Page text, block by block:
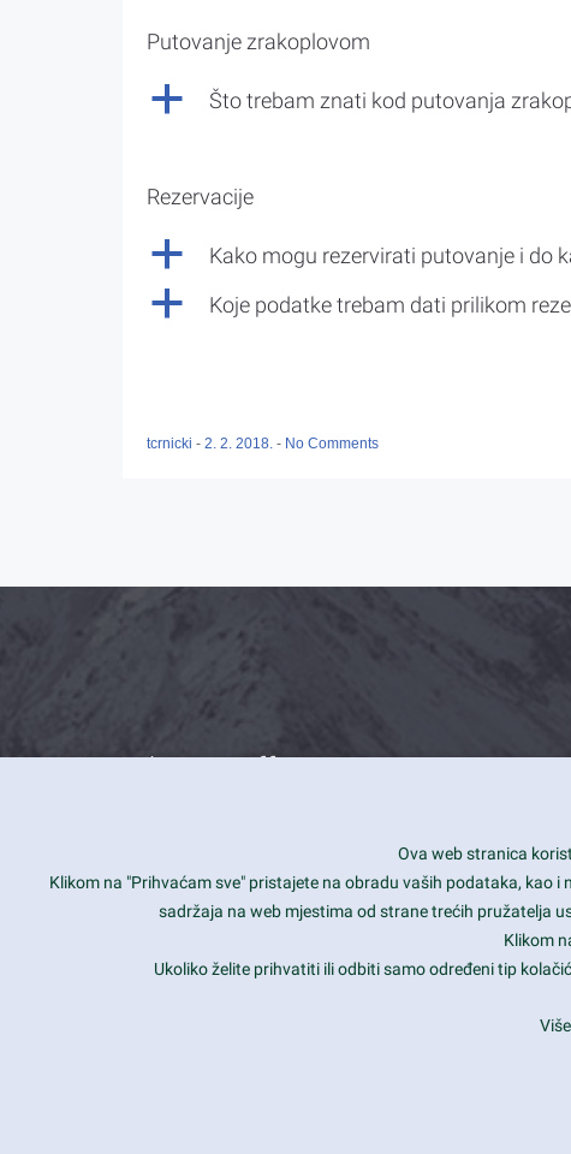
Putovanje zrakoplovom
a Što trebam znati kod putovanja
Rezervacije
a Kako mogu rezervirati putovanje i do
a Koje podatke trebam dati prilikom
tcrnicki - 2. 2. 2018. - No Comments
What we offer
Is your website user friendly?
Ark offers weekly stunning designs.
Why our customers love Ark?
Smart
Mobile
Ova web stranica
Klikom na "Prihvaćam sve" pristajete na obradu vaših podataka, kao
sadržaja na web mjestima od strane trećih pružatelja
Klikom
Ukoliko želite prihvatiti ili odbiti samo određeni tip